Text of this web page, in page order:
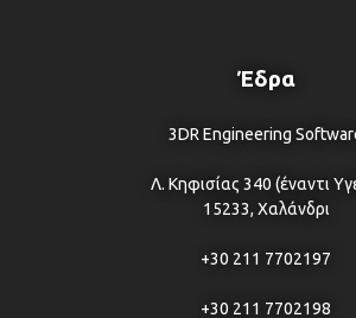
Έδρα
3DR Engineering
Λ. Κηφισίας 340 (έναντι
15233, Χαλάνδρι
+30 211 7702197
+30 211 7702198